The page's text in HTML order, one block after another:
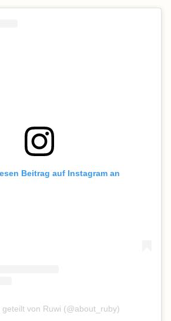
Beitrag auf Instagram an
geteilt von Ruwi (@about_ruby)